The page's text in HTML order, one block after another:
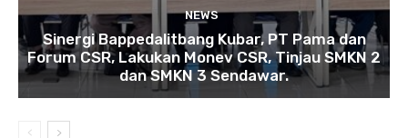
NEWS
Sinergi Bappedalitbang Kubar, PT Pama dan
Forum CSR, Lakukan Monev CSR, Tinjau SMKN 2
dan SMKN 3 Sendawar.